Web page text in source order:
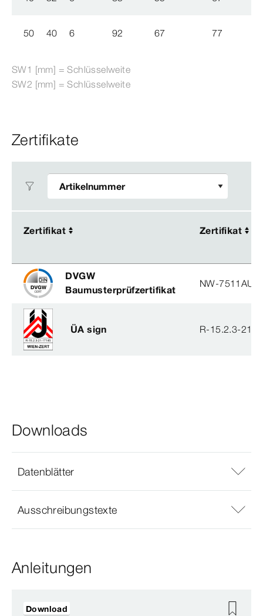
50 40 6 92 67 77
SW1 [mm] = Schlüsselweite
SW2 [mm] = Schlüsselweite
Zertifikate
Zertifikat Zertifikat
Zertifikat Zertifikat
DVGW
Baumusterprüfzertifikat
NW-
ÜA sign R-15.2.3-21-
Downloads
Datenblätter
Ausschreibungstexte
Anleitungen
Download